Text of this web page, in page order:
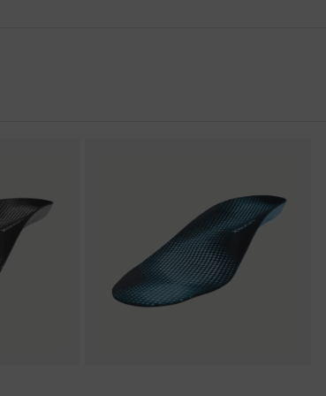
Aufladung (ESD) mit einem Ableitwiderstand kleiner 100